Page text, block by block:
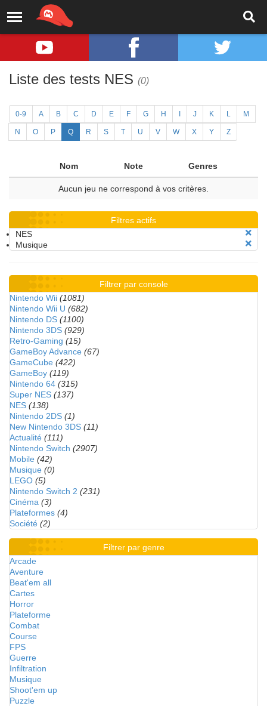
Liste des tests NES (0)
0-9 A B C D E F G H J K L M
N O P Q R S T U V W X Y Z
Nom Note Genres
Aucun jeu ne correspond à vos critères.
Filtres actifs
NES
Musique
Filtrer par console
Nintendo Wii (1081)
Nintendo Wii U (682)
Nintendo DS (1100)
Nintendo 3DS (929)
Retro-Gaming (15)
GameBoy Advance (67)
GameCube (422)
GameBoy (119)
Nintendo 64 (315)
Super NES (137)
NES (138)
Nintendo 2DS (1)
New Nintendo 3DS (11)
Actualité (111)
Nintendo Switch (2907)
Mobile (42)
Musique (0)
LEGO (5)
Nintendo Switch 2 (231)
Cinéma (3)
Plateformes (4)
Société (2)
Filtrer par genre
Arcade
Aventure
Beat'em all
Cartes
Horror
Plateforme
Combat
Course
FPS
Guerre
Infiltration
Musique
Shoot'em up
Puzzle